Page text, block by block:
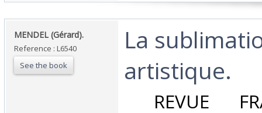
‎MENDEL (Gérard).‎
Reference : L6540
See the book
‎La
artistique.‎
REVUE